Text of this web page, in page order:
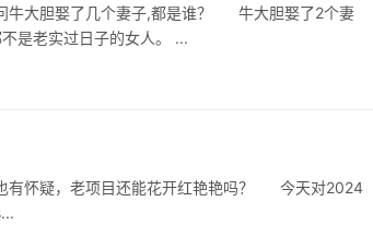
个妻子,都是谁？ 牛大胆娶了2个妻
子，分别是乔月和韩美丽，这两段感情都有些坎坷，在正常人眼里都不是老实过日子的女人。 ...
项目还能花开红艳艳吗？ 今天对2024
鸡血。 &nbs...